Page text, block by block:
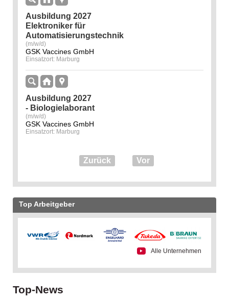
Ausbildung 2027
Elektroniker für
Automatisierungstechnik
(m/w/d)
GSK Vaccines GmbH
Einsatzort: Marburg
Ausbildung 2027
- Biologielaborant
(m/w/d)
GSK Vaccines GmbH
Einsatzort: Marburg
Zurück Vor
Top Arbeitgeber
Alle Unternehmen
Top-News